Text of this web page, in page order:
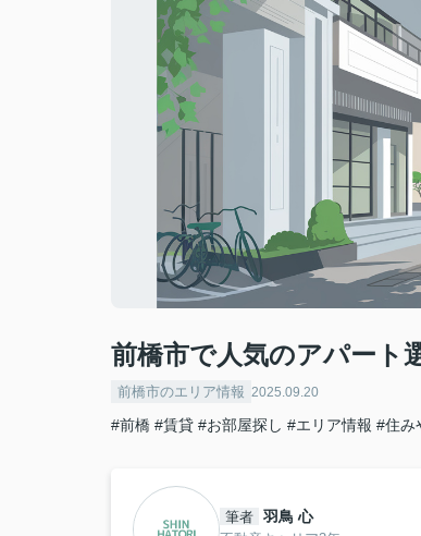
前橋市で人気のアパート
前橋市のエリア情報 2025.09.20
#前橋 #賃貸 #お部屋探し #エリア情報 #住み
筆者 羽鳥 心